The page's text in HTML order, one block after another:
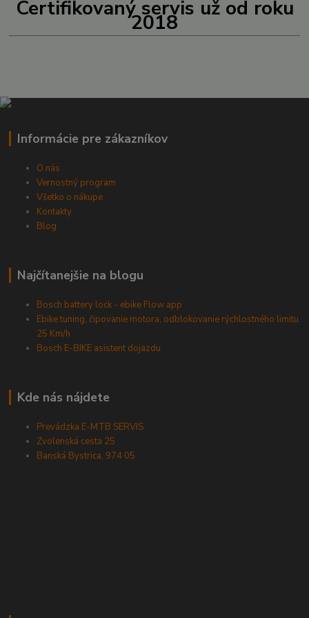
Certifikovaný servis už od roku
2018
Informácie pre zákazníkov
O nás
Vernostný program
Všetko o nákupe
Kontakty
Blog
Najčítanejšie na blogu
Bosch battery lock - ebike Flow app
Ebike tuning, čipovanie motora, odblokovanie rýchlostného limitu
25 Km/h
Bosch E-BIKE asistent dojazdu
Kde nás nájdete
Prevádzka E-MTB SERVIS
Zvolenská cesta 25
Banská Bystrica, 974 05